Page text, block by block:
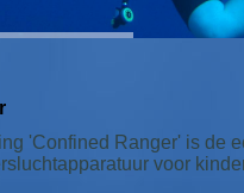
'Confined Ranger' is de
voor